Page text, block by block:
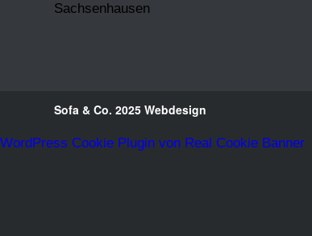
Sachsenhausen
Sofa & Co. 2025 Webdesign
WordPress Cookie Plugin von Real Cookie Banner